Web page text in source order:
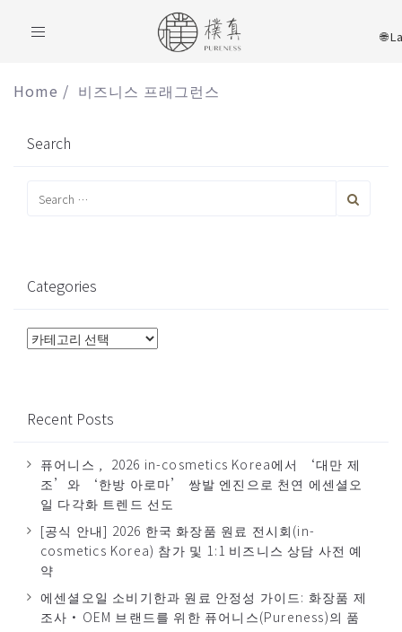
Toggle
Home / 비즈니스 프래그런스
Search
Categories
Categories
Recent Posts
퓨어니스 , 2026 in-cosmetics Korea에서 ‘대만 제
조’와 ‘한방 아로마’ 쌍발 엔진으로 천연 에센셜오
일 다각화 트렌드 선도
[공식 안내] 2026 한국 화장품 원료 전시회(in-
cosmetics Korea) 참가 및 1:1 비즈니스 상담 사전 예
약
에센셜오일 소비기한과 원료 안정성 가이드: 화장품 제
조사·OEM 브랜드를 위한 퓨어니스(Pureness)의 품